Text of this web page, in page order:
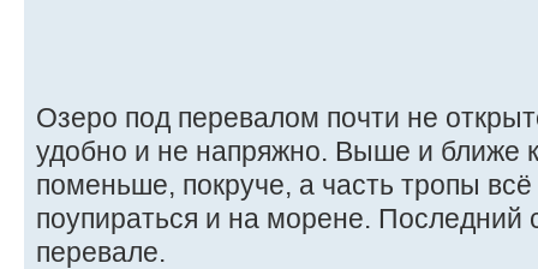
Озеро под перевалом почти не
удобно и не напряжно. Выше и ближе
поменьше, покруче, а часть тропы
поупираться и на морене. Последний
перевале.